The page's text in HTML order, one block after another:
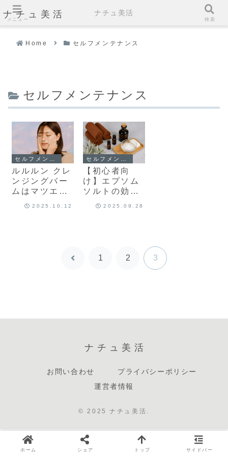
ナチュ美活
Home セルフメンテナンス
セルフメンテナンス
ルルルン クレ
ンジングバー
ムはマツエク
2025.10.12
【初心者向
け】エプソム
ソルトの効果
2025.09.28
前
1 2 3
ナチュ美活
お問い合わせ
プライバシーポリシー
運営者情報
© 2025 ナチュ美活.
メニュー
ナチュ美活
検索
ホーム シェア トップ サイドバー